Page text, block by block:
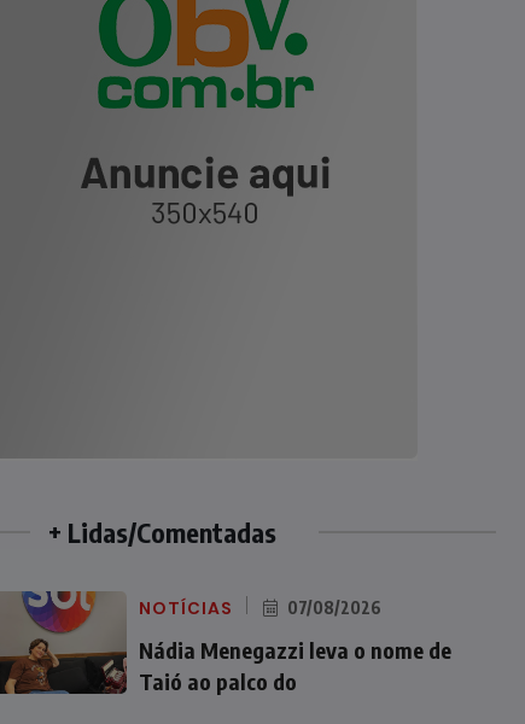
+ Lidas/Comentadas
NOTÍCIAS 07/08/2026
Nádia Menegazzi leva o nome de
Taió ao palco do